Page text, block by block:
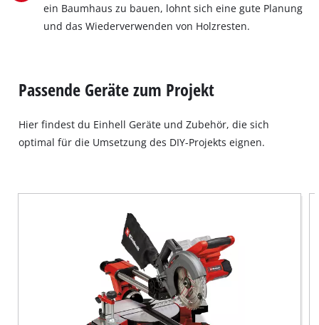
ein Baumhaus zu bauen, lohnt sich eine gute Planung
und das Wiederverwenden von Holzresten.
Passende Geräte zum Projekt
Hier findest du Einhell Geräte und Zubehör, die sich
optimal für die Umsetzung des DIY-Projekts eignen.